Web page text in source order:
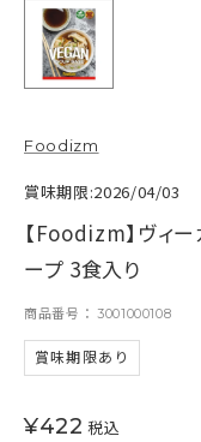
Foodizm
賞味期限:2026/04/03
【Foodizm】ヴィ
ープ 3食入り
商品番号 3001000108
賞味期限あり
¥422 税込